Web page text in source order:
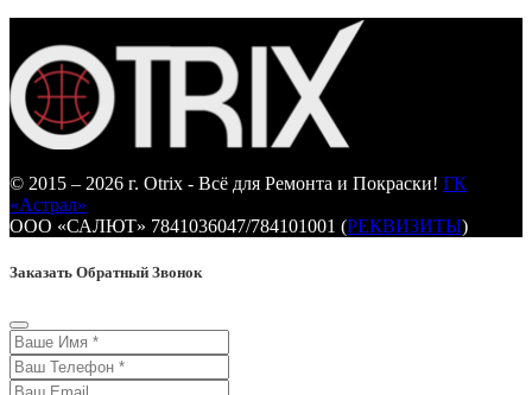
© 2015 – 2026 г. Otrix - Всё для Ремонта и Покраски! ГК
«Астрал»
ООО «САЛЮТ» 7841036047/784101001 (РЕКВИЗИТЫ)
Заказать Обратный Звонок